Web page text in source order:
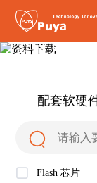
资料下载
配套软硬
Flash 芯片